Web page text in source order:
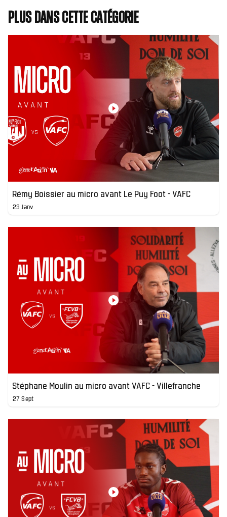
Plus dans cette catégorie
Rémy Boissier au micro avant Le Puy Foot - VAFC
23 Janv
Stéphane Moulin au micro avant VAFC - Villefranche
27 Sept